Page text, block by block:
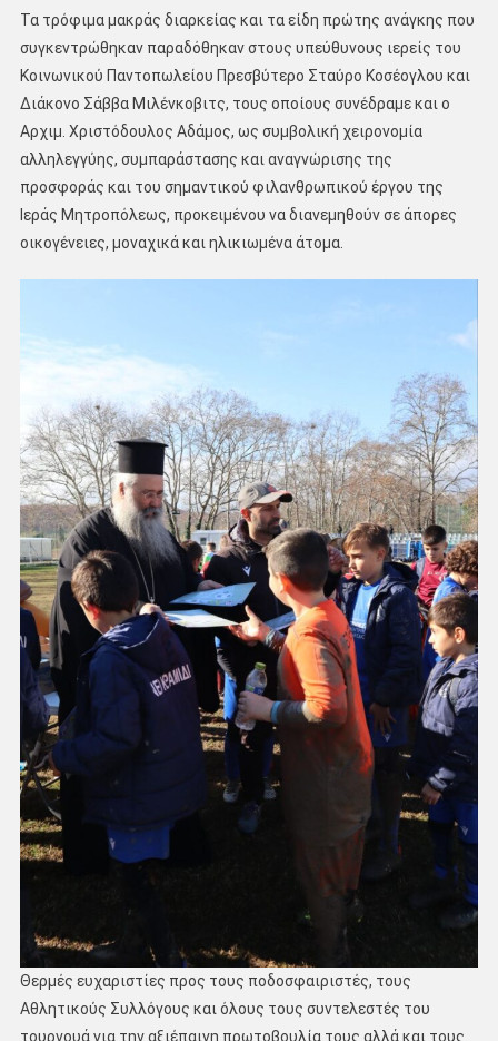
Τα τρόφιμα μακράς διαρκείας και τα είδη πρώτης ανάγκης που
συγκεντρώθηκαν παραδόθηκαν στους υπεύθυνους ιερείς του
Κοινωνικού Παντοπωλείου Πρεσβύτερο Σταύρο Κοσέογλου και
Διάκονο Σάββα Μιλένκοβιτς, τους οποίους συνέδραμε και ο
Αρχιμ. Χριστόδουλος Αδάμος, ως συμβολική χειρονομία
αλληλεγγύης, συμπαράστασης και αναγνώρισης της
προσφοράς και του σημαντικού φιλανθρωπικού έργου της
Ιεράς Μητροπόλεως, προκειμένου να διανεμηθούν σε άπορες
οικογένειες, μοναχικά και ηλικιωμένα άτομα.
Θερμές ευχαριστίες προς τους ποδοσφαιριστές, τους
Αθλητικούς Συλλόγους και όλους τους συντελεστές του
τουρνουά για την αξιέπαινη πρωτοβουλία τους αλλά και τους